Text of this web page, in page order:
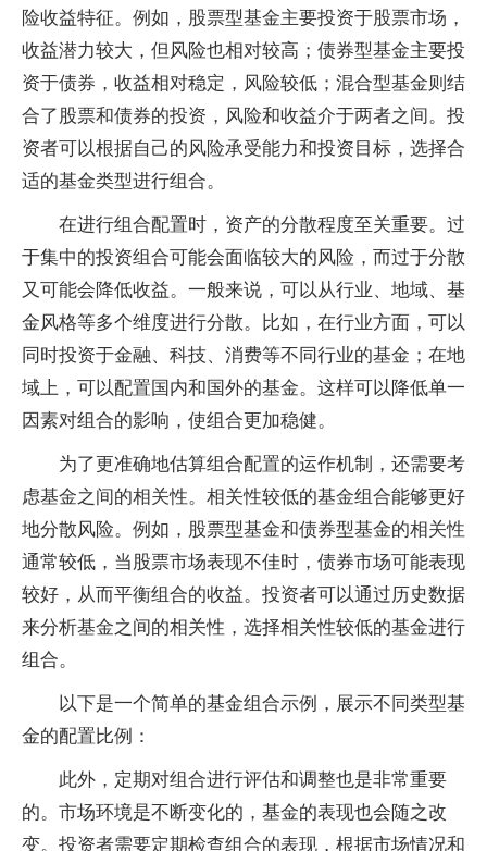
险收益特征。例如，股票型基金主要投资于股票市场，
收益潜力较大，但风险也相对较高；债券型基金主要投
资于债券，收益相对稳定，风险较低；混合型基金则结
合了股票和债券的投资，风险和收益介于两者之间。投
资者可以根据自己的风险承受能力和投资目标，选择合
适的基金类型进行组合。
在进行组合配置时，资产的分散程度至关重要。过
于集中的投资组合可能会面临较大的风险，而过于分散
又可能会降低收益。一般来说，可以从行业、地域、基
金风格等多个维度进行分散。比如，在行业方面，可以
同时投资于金融、科技、消费等不同行业的基金；在地
域上，可以配置国内和国外的基金。这样可以降低单一
因素对组合的影响，使组合更加稳健。
为了更准确地估算组合配置的运作机制，还需要考
虑基金之间的相关性。相关性较低的基金组合能够更好
地分散风险。例如，股票型基金和债券型基金的相关性
通常较低，当股票市场表现不佳时，债券市场可能表现
较好，从而平衡组合的收益。投资者可以通过历史数据
来分析基金之间的相关性，选择相关性较低的基金进行
组合。
以下是一个简单的基金组合示例，展示不同类型基
金的配置比例：
此外，定期对组合进行评估和调整也是非常重要
的。市场环境是不断变化的，基金的表现也会随之改
变。投资者需要定期检查组合的表现，根据市场情况和